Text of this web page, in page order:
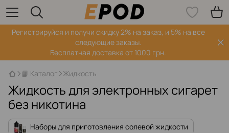
Регистрируйся‌ и получи скидку 2% на заказ, и 5% на все
следующие заказы.
Бесплатная доставка от 1000 грн.
📙 Каталог Жидкость
Жидкость для электронных сигарет
без никотина
Наборы для приготовления солевой жидкости